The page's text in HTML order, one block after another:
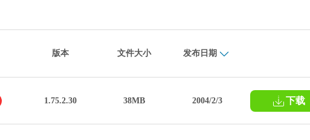
版本 文件大小 发布日期
1.75.2.30 38MB 2004/2/3 下载